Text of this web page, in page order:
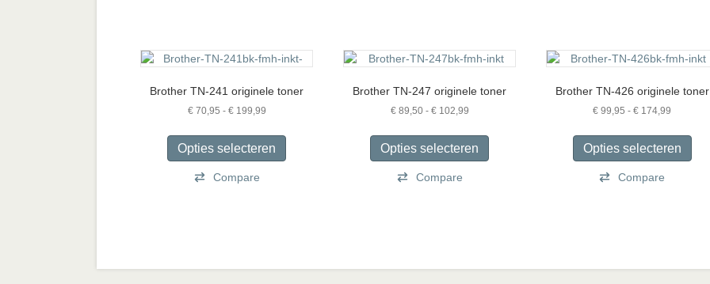
Brother TN-241 originele toner
€70,95 - €199,99Prijsklasse:
tot
€ 199,99
Opties selecteren
heeft
worden
Compare
Brother TN-247 originele toner
€89,50 - €102,99Prijsklasse:
tot
€ 102,99
Opties selecteren
heeft
worden
Compare
Brother TN-426 originele toner
€ 99,95 - € 174,99
tot
€ 174,99
Opties selecteren
heeft
Compare